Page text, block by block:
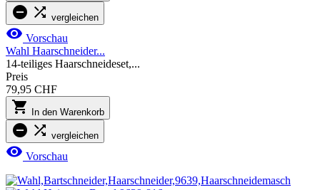
  vergleichen
 Vorschau
Wahl Haarschneider...
14-teiliges Haarschneideset,...
Preis
79,95 CHF
 In den Warenkorb
  vergleichen
 Vorschau